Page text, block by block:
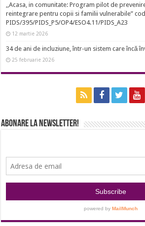
,,Acasa, in comunitate: Program pilot de
reintegrare pentru copii si familii vulnerabile” cod
PIDS/395/PIDS_P5/OP4/ESO4.11/PIDS_A23
12 martie 2026
34 de ani de incluziune, într-un sistem care încă
25 februarie 2026
Abonare la newsletter!